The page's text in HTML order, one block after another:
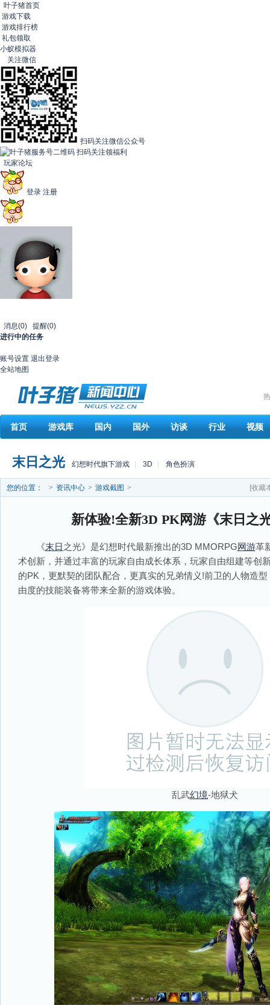
叶子猪首页
游戏下载
游戏排行榜
礼包领取
小蚁模拟器
关注微信
扫码关注微信公众号
扫码关注领福利
玩家论坛
登录 注册
消息(0) 提醒(0)
进行中的任务
账号设置 退出登录
全站地图
首页 游戏库 国内 国外 访谈 行业 视频
末日之光 幻想时代旗下游戏 3D 角色扮演
您的位置： > 资讯中心 > 游戏截图 > [收藏
新体验!全新3D PK网游《末日之
《末日之光》是幻想时代最新推出的3D MMORPG网游革
术创新，并通过丰富的玩家自由成长体系，玩家自由组建等创
的PK，更默契的团队配合，更真实的兄弟情义!前卫的人物造
由度的技能装备将带来全新的游戏体验。
乱武幻境-地狱犬